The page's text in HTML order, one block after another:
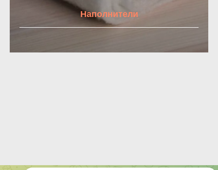
Наполнители